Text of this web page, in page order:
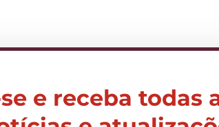
e receba todas